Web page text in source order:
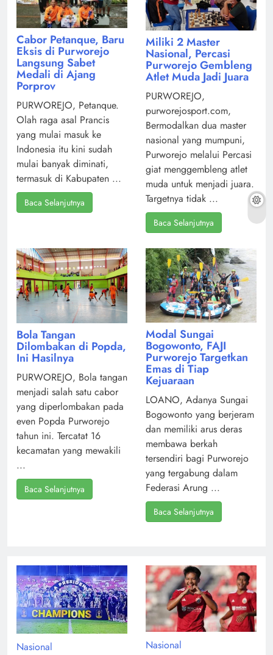
Cabor Petanque, Baru
Eksis di Purworejo
Langsung Sabet
Medali di Ajang
Porprov
PURWOREJO, Petanque.
Olah raga asal Prancis
yang mulai masuk ke
Indonesia itu kini sudah
mulai banyak diminati,
termasuk di Kabupaten ...
Baca Selanjutnya
Miliki 2 Master
Nasional, Percasi
Purworejo Gembleng
Atlet Muda Jadi Juara
PURWOREJO,
purworejosport.com,
Bermodalkan dua master
nasional yang mumpuni,
Purworejo melalui Percasi
giat menggembleng atlet
muda untuk menjadi juara.
Targetnya tidak ...
Baca Selanjutnya
Bola Tangan
Dilombakan di Popda,
Ini Hasilnya
PURWOREJO, Bola tangan
menjadi salah satu cabor
yang diperlombakan pada
even Popda Purworejo
tahun ini. Tercatat 16
kecamatan yang mewakili
...
Baca Selanjutnya
Modal Sungai
Bogowonto, FAJI
Purworejo Targetkan
Emas di Tiap
Kejuaraan
LOANO, Adanya Sungai
Bogowonto yang berjeram
dan memiliki arus deras
membawa berkah
tersendiri bagi Purworejo
yang tergabung dalam
Federasi Arung ...
Baca Selanjutnya
Nasional Nasional